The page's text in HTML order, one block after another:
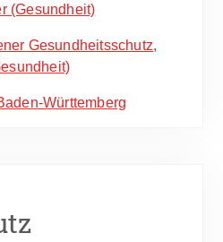
(Gesundheit)
Gesundheitsschutz,
Württemberg